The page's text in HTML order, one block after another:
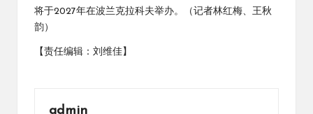
将于2027年在波兰克拉科夫举办。（记者林红梅、王秋
韵）
【责任编辑：刘维佳】
admin